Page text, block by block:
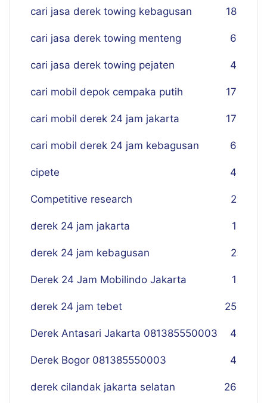
cari jasa derek towing kebagusan 18
cari jasa derek towing menteng 6
cari jasa derek towing pejaten 4
cari mobil depok cempaka putih 17
cari mobil derek 24 jam jakarta 17
cari mobil derek 24 jam kebagusan 6
cipete 4
Competitive research 2
derek 24 jam jakarta 1
derek 24 jam kebagusan 2
Derek 24 Jam Mobilindo Jakarta 1
derek 24 jam tebet 25
Derek Antasari Jakarta 081385550003 4
Derek Bogor 081385550003 4
derek cilandak jakarta selatan 26